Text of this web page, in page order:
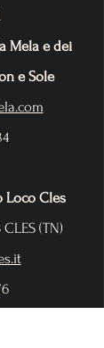
Mela e dei
e Sole
Loco Cles
CLES (TN)